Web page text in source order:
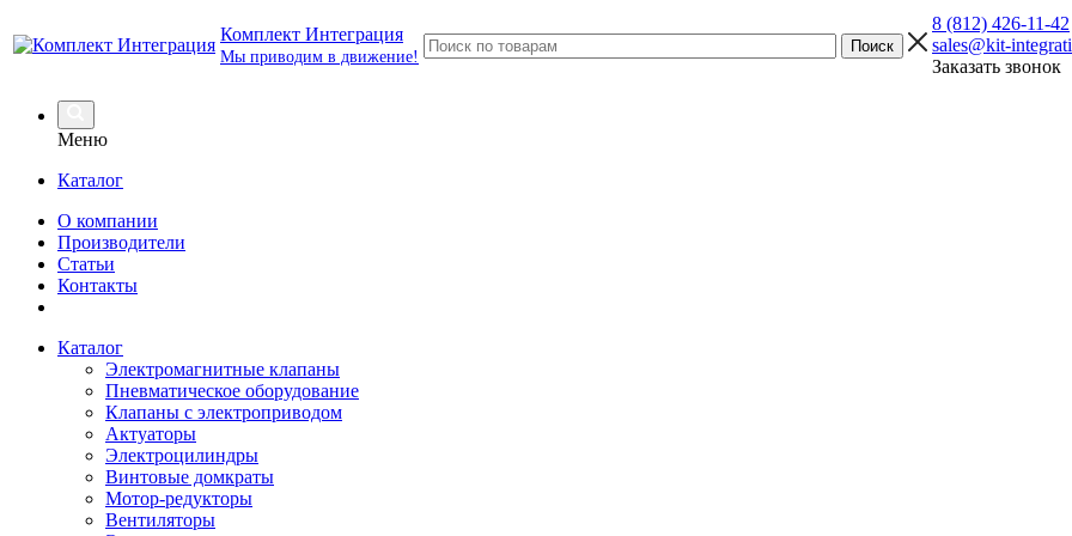
Комплект Интеграция
Мы приводим в движение!
8 (812) 426-11-42
sales@kit-
Заказать звонок
Меню
Каталог
О компании
Производители
Статьи
Контакты
Каталог
Электромагнитные клапаны
Пневматическое оборудование
Клапаны с электроприводом
Актуаторы
Электроцилиндры
Винтовые домкраты
Мотор-редукторы
Вентиляторы